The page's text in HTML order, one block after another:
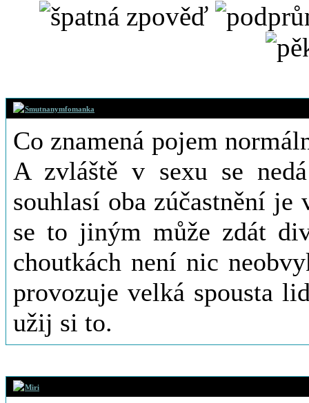
Smutnanymfomanka
Co znamená pojem
A zvláště v sexu se
souhlasí oba zúčastnění
se to jiným může zdát
choutkách není nic
provozuje velká spousta
užij si to.
Miri